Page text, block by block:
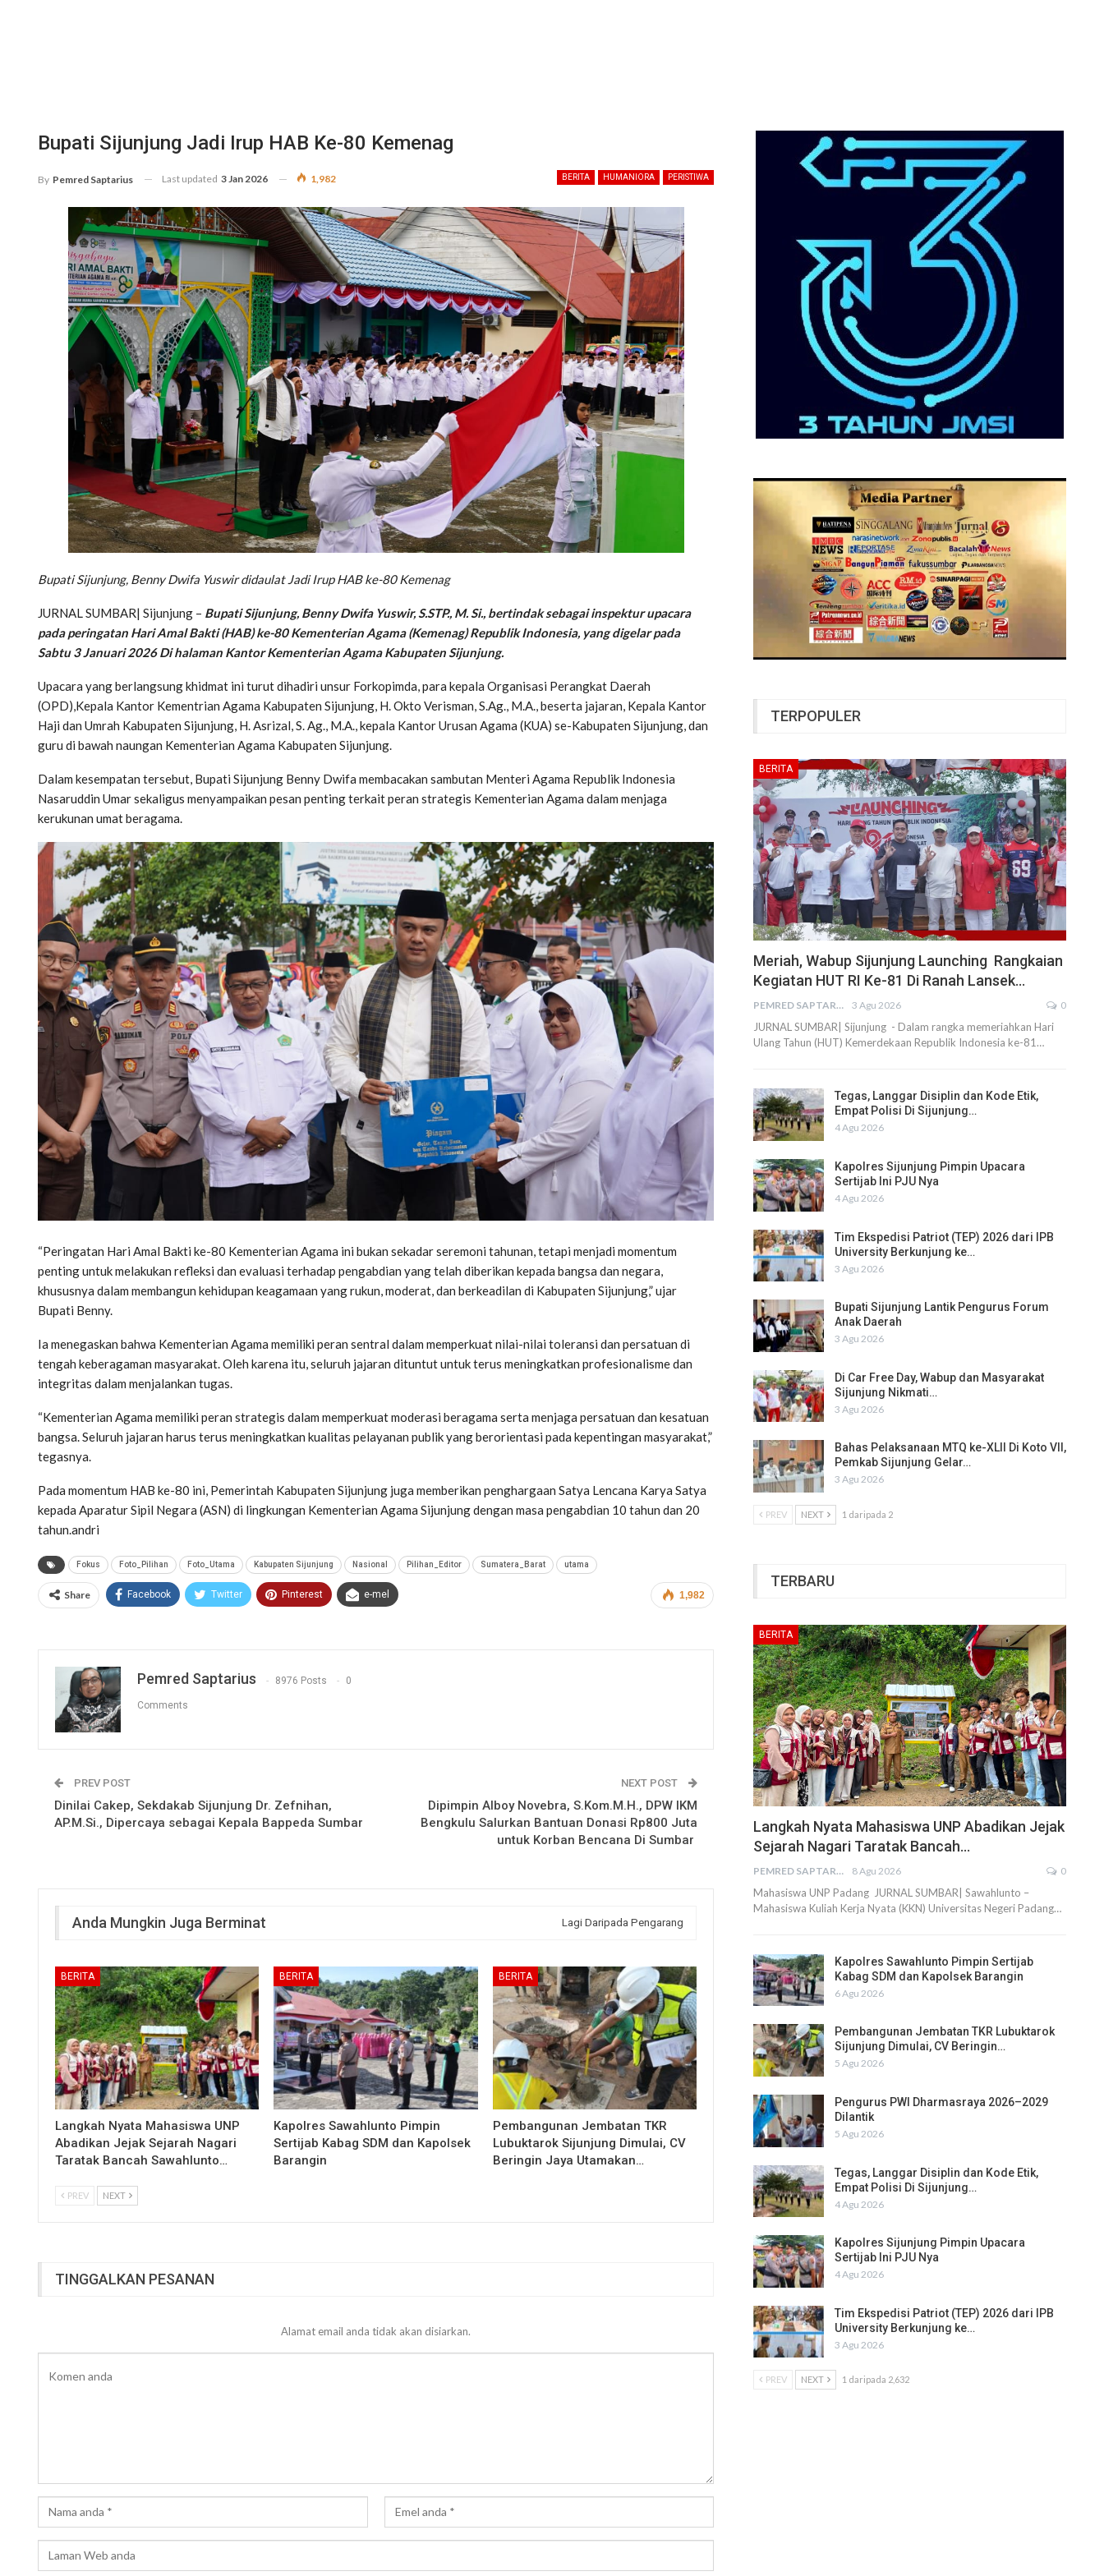
Bupati Sijunjung Jadi Irup HAB Ke-80 Kemenag
BERITA HUMANIORA PERISTIWA
By Pemred Saptarius Last updated 3 Jan 2026 1,982
Bupati Sijunjung, Benny Dwifa Yuswir didaulat Jadi Irup HAB ke-80 Kemenag
JURNAL SUMBAR| Sijunjung – Bupati Sijunjung, Benny Dwifa Yuswir, S.STP., M. Si., bertindak sebagai inspektur upacara
pada peringatan Hari Amal Bakti (HAB) ke-80 Kementerian Agama (Kemenag) Republik Indonesia, yang digelar pada
Sabtu 3 Januari 2026 Di halaman Kantor Kementerian Agama Kabupaten Sijunjung.
Upacara yang berlangsung khidmat ini turut dihadiri unsur Forkopimda, para kepala Organisasi Perangkat Daerah
(OPD),Kepala Kantor Kementrian Agama Kabupaten Sijunjung, H. Okto Verisman, S.Ag., M.A., beserta jajaran, Kepala Kantor
Haji dan Umrah Kabupaten Sijunjung, H. Asrizal, S. Ag., M.A., kepala Kantor Urusan Agama (KUA) se-Kabupaten Sijunjung, dan
guru di bawah naungan Kementerian Agama Kabupaten Sijunjung.
Dalam kesempatan tersebut, Bupati Sijunjung Benny Dwifa membacakan sambutan Menteri Agama Republik Indonesia
Nasaruddin Umar sekaligus menyampaikan pesan penting terkait peran strategis Kementerian Agama dalam menjaga
kerukunan umat beragama.
“Peringatan Hari Amal Bakti ke-80 Kementerian Agama ini bukan sekadar seremoni tahunan, tetapi menjadi momentum
penting untuk melakukan refleksi dan evaluasi terhadap pengabdian yang telah diberikan kepada bangsa dan negara,
khususnya dalam membangun kehidupan keagamaan yang rukun, moderat, dan berkeadilan di Kabupaten Sijunjung,” ujar
Bupati Benny.
Ia menegaskan bahwa Kementerian Agama memiliki peran sentral dalam memperkuat nilai-nilai toleransi dan persatuan di
tengah keberagaman masyarakat. Oleh karena itu, seluruh jajaran dituntut untuk terus meningkatkan profesionalisme dan
integritas dalam menjalankan tugas.
“Kementerian Agama memiliki peran strategis dalam memperkuat moderasi beragama serta menjaga persatuan dan kesatuan
bangsa. Seluruh jajaran harus terus meningkatkan kualitas pelayanan publik yang berorientasi pada kepentingan masyarakat,”
tegasnya.
Pada momentum HAB ke-80 ini, Pemerintah Kabupaten Sijunjung juga memberikan penghargaan Satya Lencana Karya Satya
kepada Aparatur Sipil Negara (ASN) di lingkungan Kementerian Agama Sijunjung dengan masa pengabdian 10 tahun dan 20
tahun.andri
Fokus Foto_Pilihan Foto_Utama Kabupaten Sijunjung Nasional Pilihan_Editor Sumatera_Barat utama
1,982
Share Facebook Twitter Pinterest e-mel
Pemred Saptarius 8976 Posts 0
Comments
PREV POST
Dinilai Cakep, Sekdakab Sijunjung Dr. Zefnihan,
AP.M.Si., Dipercaya sebagai Kepala Bappeda Sumbar
NEXT POST
Dipimpin Alboy Novebra, S.Kom.M.H., DPW IKM
Bengkulu Salurkan Bantuan Donasi Rp800 Juta
untuk Korban Bencana Di Sumbar
Anda Mungkin Juga Berminat Lagi Daripada Pengarang
BERITA
Langkah Nyata Mahasiswa UNP
Abadikan Jejak Sejarah Nagari
Taratak Bancah Sawahlunto…
BERITA
Kapolres Sawahlunto Pimpin
Sertijab Kabag SDM dan Kapolsek
Barangin
BERITA
Pembangunan Jembatan TKR
Lubuktarok Sijunjung Dimulai, CV
Beringin Jaya Utamakan…
PREV NEXT
TINGGALKAN PESANAN
Alamat email anda tidak akan disiarkan.
TERPOPULER
BERITA
Meriah, Wabup Sijunjung Launching Rangkaian
Kegiatan HUT RI Ke-81 Di Ranah Lansek…
PEMRED SAPTARIUS 3 Agu 2026 0
JURNAL SUMBAR| Sijunjung - Dalam rangka memeriahkan Hari
Ulang Tahun (HUT) Kemerdekaan Republik Indonesia ke-81…
Tegas, Langgar Disiplin dan Kode Etik,
Empat Polisi Di Sijunjung…
4 Agu 2026
Kapolres Sijunjung Pimpin Upacara
Sertijab Ini PJU Nya
4 Agu 2026
Tim Ekspedisi Patriot (TEP) 2026 dari IPB
University Berkunjung ke…
3 Agu 2026
Bupati Sijunjung Lantik Pengurus Forum
Anak Daerah
3 Agu 2026
Di Car Free Day, Wabup dan Masyarakat
Sijunjung Nikmati…
3 Agu 2026
Bahas Pelaksanaan MTQ ke-XLII Di Koto VII,
Pemkab Sijunjung Gelar…
3 Agu 2026
PREV NEXT 1 daripada 2
TERBARU
BERITA
Langkah Nyata Mahasiswa UNP Abadikan Jejak
Sejarah Nagari Taratak Bancah…
PEMRED SAPTARIUS 8 Agu 2026 0
Mahasiswa UNP Padang JURNAL SUMBAR| Sawahlunto –
Mahasiswa Kuliah Kerja Nyata (KKN) Universitas Negeri Padang…
Kapolres Sawahlunto Pimpin Sertijab
Kabag SDM dan Kapolsek Barangin
6 Agu 2026
Pembangunan Jembatan TKR Lubuktarok
Sijunjung Dimulai, CV Beringin…
5 Agu 2026
Pengurus PWI Dharmasraya 2026–2029
Dilantik
5 Agu 2026
Tegas, Langgar Disiplin dan Kode Etik,
Empat Polisi Di Sijunjung…
4 Agu 2026
Kapolres Sijunjung Pimpin Upacara
Sertijab Ini PJU Nya
4 Agu 2026
Tim Ekspedisi Patriot (TEP) 2026 dari IPB
University Berkunjung ke…
3 Agu 2026
PREV NEXT 1 daripada 2,632